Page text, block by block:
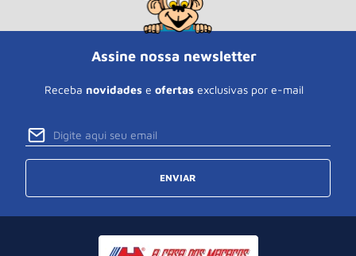
Assine nossa newsletter
Receba novidades e ofertas exclusivas por e-mail
ENVIAR